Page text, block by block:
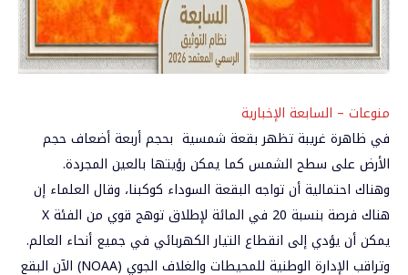
منوعات – السابعة الإخبارية
في ظاهرة غريبة تظهر بقعة شمسية بحجم أربعة أضعاف حجم
الأرض على سطح الشمس كما يمكن رؤيتها بالعين المجردة.
وهناك احتمالية أن تواجه البقعة السوداء كوكبنا، وقال العلماء إن
هناك فرصة بنسبة 20 في المائة لإطلاق توهج قوي من الفئة X
يمكن أن يؤدي إلى انقطاع التيار الكهربائي في جميع أنحاء العالم.
وتراقب الإدارة الوطنية للمحيطات والغلاف الجوي (NOAA) الآن البقع